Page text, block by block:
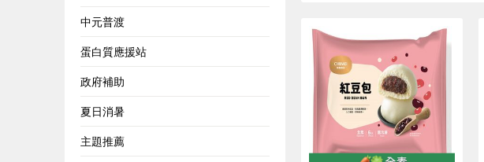
中元普渡
蛋白質應援站
政府補助
夏日消暑
主題推薦